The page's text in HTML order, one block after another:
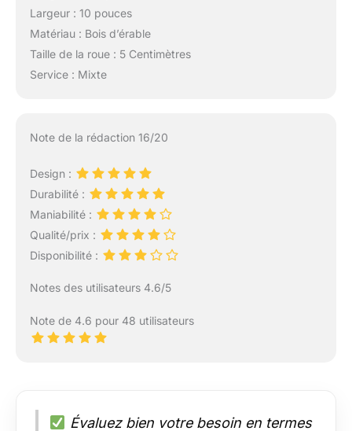
Largeur : 10 pouces
Matériau : Bois d’érable
Taille de la roue : 5 Centimètres
Service : Mixte
Note de la rédaction 16/20
Design :
Durabilité :
Maniabilité :
Qualité/prix :
Disponibilité :
Notes des utilisateurs 4.6/5
Note de 4.6 pour 48 utilisateurs
Évaluez bien votre besoin en termes